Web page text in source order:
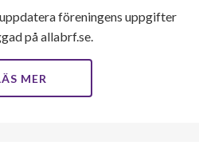
föreningens uppgifter
på allabrf.se.
MER